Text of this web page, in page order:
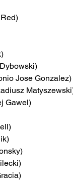
Jose Gonzalez)
Gawel)